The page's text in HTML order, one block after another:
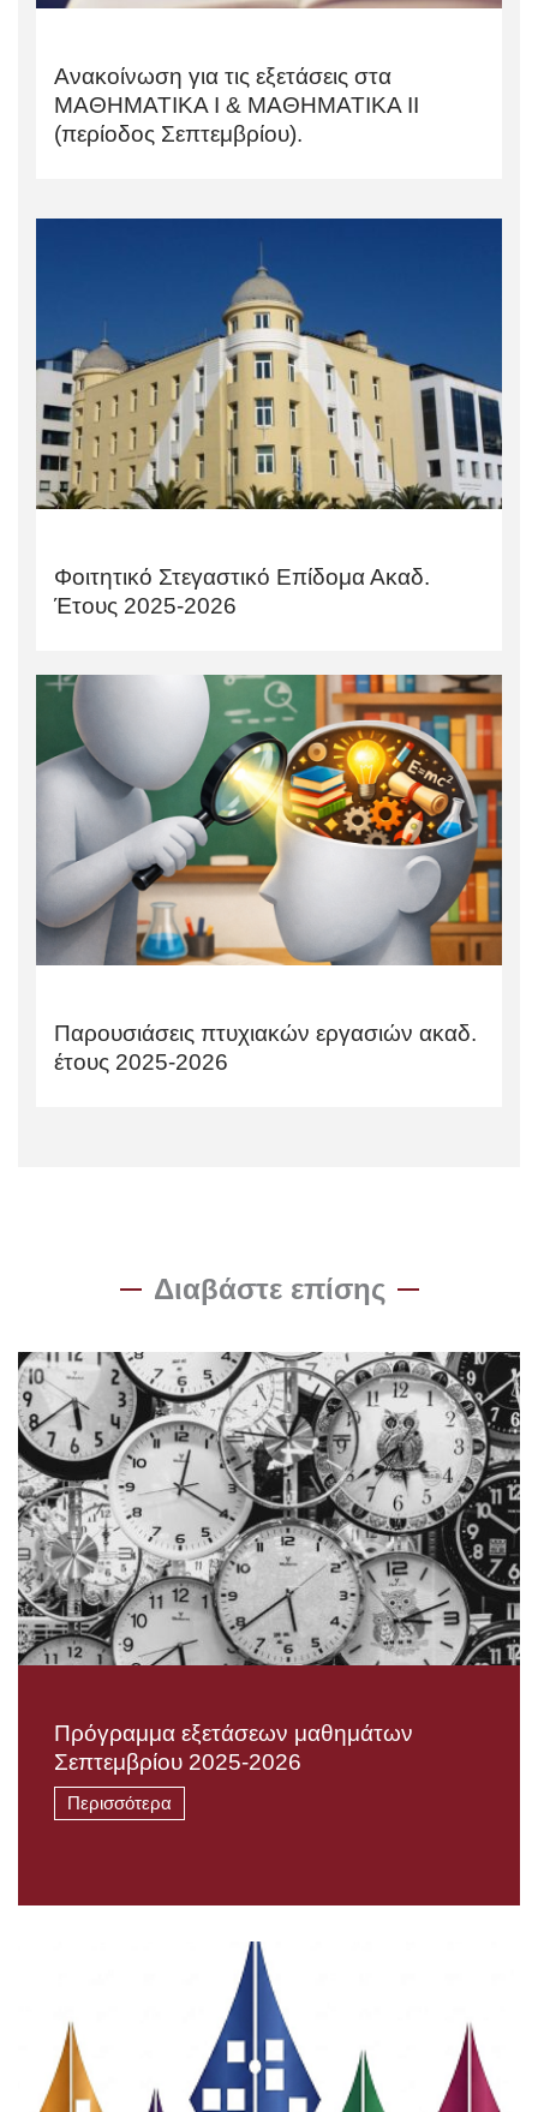
Ανακοίνωση για τις εξετάσεις στα
ΜΑΘΗΜΑΤΙΚΑ Ι & ΜΑΘΗΜΑΤΙΚΑ ΙΙ
(περίοδος Σεπτεμβρίου).
Φοιτητικό Στεγαστικό Επίδομα Ακαδ.
Έτους 2025-2026
Παρουσιάσεις πτυχιακών εργασιών ακαδ.
έτους 2025-2026
Διαβάστε επίσης
Πρόγραμμα εξετάσεων μαθημάτων
Σεπτεμβρίου 2025-2026
Περισσότερα